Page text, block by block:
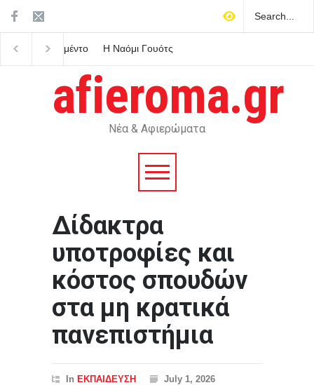
Η Ναόμι Γουότς
Ελλάδας-Κύπρου –
για σαφές
και ευρωπαϊκές
afieroma.gr
Νέα & Αφιερώματα
Δίδακτρα
υποτροφίες και
κόστος σπουδών
στα μη κρατικά
πανεπιστήμια
In ΕΚΠΑΙΔΕΥΣΗ
July 1, 2026